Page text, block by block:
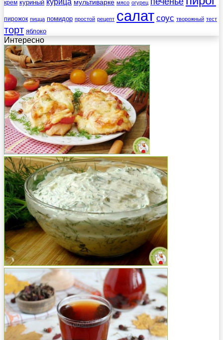
крем куриный мультиварке мясо огурец
пирожок пицца помидор простой рецепт салат соус творожный тест
торт яблоко
Интересно